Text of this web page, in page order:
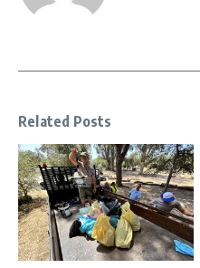
Related Posts